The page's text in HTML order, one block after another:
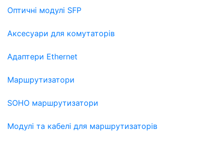
Оптичні модулі SFP
Аксесуари для комутаторів
Адаптери Ethernet
Маршрутизатори
SOHO маршрутизатори
Модулі та кабелі для маршрутизаторів